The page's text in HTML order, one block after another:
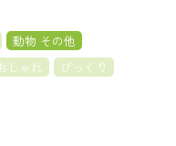
動物 その他
しゃれ
びっくり